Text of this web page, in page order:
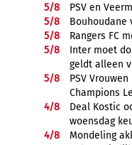
5/8
PSV en
5/8
Bouhoudane
5/8
Rangers FC
5/8
Inter moet
geldt alleen
5/8
PSV
Champions
4/8
Deal Kostic
woensdag
4/8
Mondeling